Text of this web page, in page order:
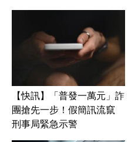
【快訊】「普發一萬元」詐
團搶先一步！假簡訊流竄
刑事局緊急示警